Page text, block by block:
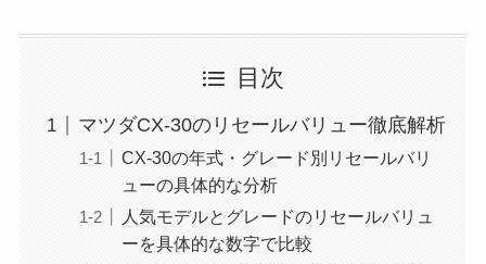
目次
マツダCX-30のリセールバリュー徹底解析
CX-30の年式・グレード別リセールバリ
ューの具体的な分析
人気モデルとグレードのリセールバリュ
ーを具体的な数字で比較